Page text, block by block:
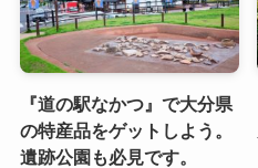
『道の駅なかつ』で大分県
の特産品をゲットしよう。
遺跡公園も必見です。